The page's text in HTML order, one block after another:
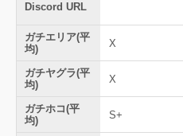
Discord URL
ガチエリア(平
均)
X
ガチヤグラ(平
均)
X
ガチホコ(平
均)
S+